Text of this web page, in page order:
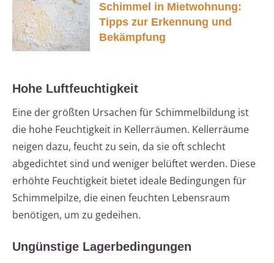
Schimmel in Mietwohnung:
Tipps zur Erkennung und
Bekämpfung
Hohe Luftfeuchtigkeit
Eine der größten Ursachen für Schimmelbildung ist
die hohe Feuchtigkeit in Kellerräumen. Kellerräume
neigen dazu, feucht zu sein, da sie oft schlecht
abgedichtet sind und weniger belüftet werden. Diese
erhöhte Feuchtigkeit bietet ideale Bedingungen für
Schimmelpilze, die einen feuchten Lebensraum
benötigen, um zu gedeihen.
Ungünstige Lagerbedingungen